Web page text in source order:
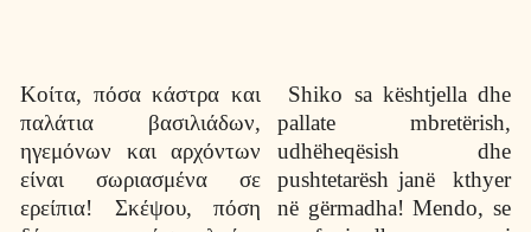
Κοίτα, πόσα κάστρα και
παλάτια βασιλιάδων,
ηγεμόνων και αρχόντων
είναι σωριασμένα σε
ερείπια! Σκέψου, πόση
Shiko sa kështjella dhe
pallate mbretërish,
udhëheqësish dhe
pushtetarësh janëkthyer
në gërmadha! Mendo, se